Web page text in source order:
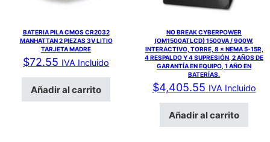
BATERIA PILA CMOS CR2032
MANHATTAN 2 PIEZAS 3V LITIO
TARJETA MADRE
$72.55 IVA Incluido
Añadir al carrito
NO BREAK CYBERPOWER
(OM1500ATLCD) 1500VA / 900W,
INTERACTIVO, TORRE, 8 × NEMA 5-15R,
4 RESPALDO Y 4 SUPRESIÓN, 2 AÑOS DE
GARANTÍA EN EQUIPO, 1 AÑO EN
BATERÍAS.
$4,405.55 IVA Incluido
Añadir al carrito